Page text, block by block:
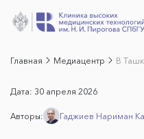
Главная Медиацентр В
Дата: 30 апреля 2026
Авторы: Гаджиев Нариман